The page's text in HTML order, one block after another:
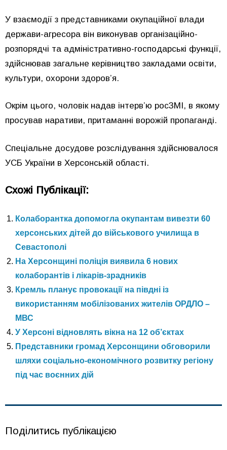
У взаємодії з представниками окупаційної влади
держави-агресора він виконував організаційно-
розпорядчі та адміністративно-господарські функції,
здійснював загальне керівництво закладами освіти,
культури, охорони здоров’я.
Окрім цього, чоловік надав інтерв’ю росЗМІ, в якому
просував наративи, притаманні ворожій пропаганді.
Спеціальне досудове розслідування здійснювалося
УСБ України в Херсонській області.
Схожі Публікації:
Колаборантка допомогла окупантам вивезти 60
херсонських дітей до військового училища в
Севастополі
На Херсонщині поліція виявила 6 нових
колаборантів і лікарів-зрадників
Кремль планує провокації на півдні із
використанням мобілізованих жителів ОРДЛО –
МВС
У Херсоні відновлять вікна на 12 об’єктах
Представники громад Херсонщини обговорили
шляхи соціально-економічного розвитку регіону
під час воєнних дій
Поділитись публікацією